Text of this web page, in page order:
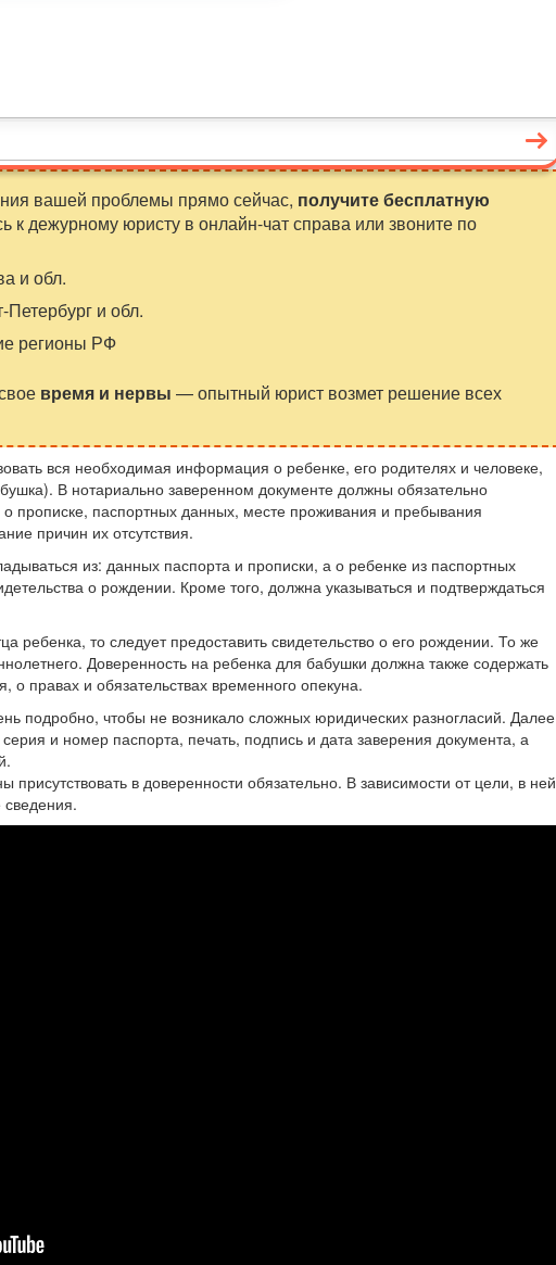
вашей проблемы прямо сейчас, получите бесплатную
к дежурному юристу в онлайн-чат справа или звоните по
и обл.
Петербург и обл.
регионы РФ
время и нервы — опытный юрист возмет решение всех
вся необходимая информация о ребенке, его родителях и человеке,
В нотариально заверенном документе должны обязательно
прописке, паспортных данных, месте проживания и пребывания
причин их отсутствия.
из: данных паспорта и прописки, а о ребенке из паспортных
о рождении. Кроме того, должна указываться и подтверждаться
ребенка, то следует предоставить свидетельство о его рождении. То же
Доверенность на ребенка для бабушки должна также содержать
о правах и обязательствах временного опекуна.
подробно, чтобы не возникало сложных юридических разногласий. Далее
и номер паспорта, печать, подпись и дата заверения документа, а
присутствовать в доверенности обязательно. В зависимости от цели, в ней